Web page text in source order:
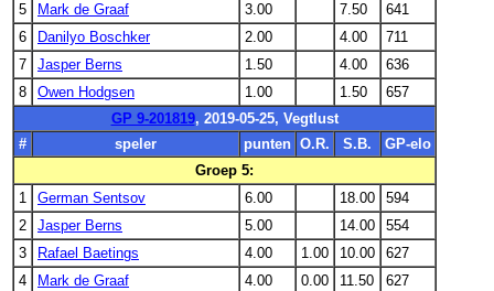
5
Mark de Graaf 3.00 7.50
641
6
Danilyo Boschker 2.00 4.00
711
7
Jasper Berns 1.50 4.00
636
8
Owen Hodgsen 1.00 1.50
657
GP 9-201819, 2019-05-25, Vegtlust
#
speler punten O.R. S.B.
GP-elo
Groep 5:
1
German Sentsov 6.00 18.00
594
2
Jasper Berns 5.00 14.00
554
3
Rafael Baetings 4.00 1.00 10.00
627
4
Mark de Graaf 4.00 0.00 11.50
627